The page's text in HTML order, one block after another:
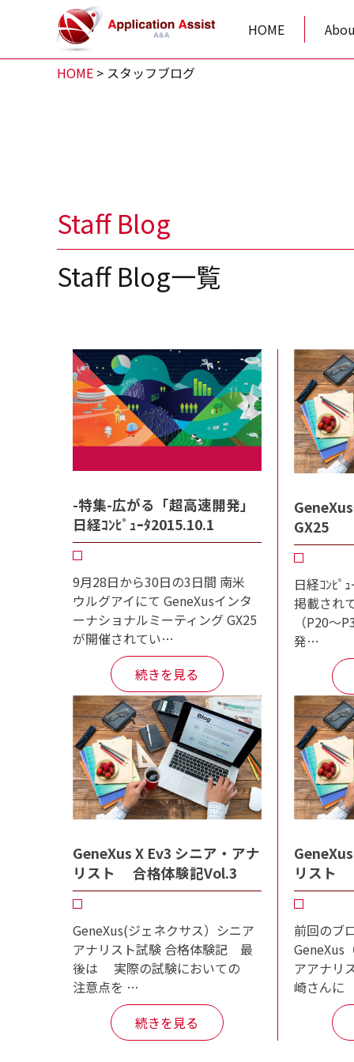
HOME
HOME > スタッフブログ
Staff Blog
Staff Blog一覧
-特集-広がる「超高速開発」
日経ｺﾝﾋﾟｭｰﾀ2015.10.1
9月28日から30日の3日間 南米
ウルグアイにて GeneXusインタ
ーナショナルミーティング GX25
が開催されてい…
続きを見る
日経ｺﾝﾋ
掲載され
（P20～
発…
GeneXus X Ev3 シニア・アナ
リスト 合格体験記Vol.3
GeneXus(ジェネクサス）シニア
アナリスト試験 合格体験記 最
後は 実際の試験においての
注意点を …
続きを見る
リスト
前回のブ
GeneXus
アアナリ
崎さん